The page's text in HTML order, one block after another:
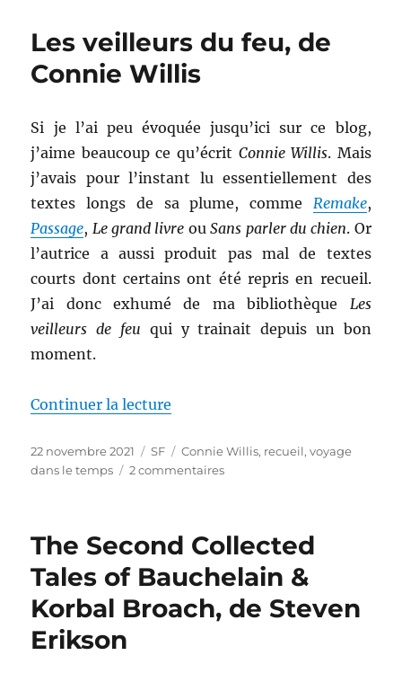
Folly,
Les veilleurs du feu, de
Connie Willis
Si je l’ai peu évoquée jusqu’ici sur ce blog,
j’aime beaucoup ce qu’écrit Connie Willis. Mais
j’avais pour l’instant lu essentiellement des
textes longs de sa plume, comme Remake,
Passage, Le grand livre ouSans parler du chien. Or
l’autrice a aussi produit pas mal de textes
courts dont certains ont été repris en recueil.
J’ai donc exhumé de ma bibliothèque Les
veilleurs de feu qui y trainait depuis un bon
moment.
Continuer la lecture
Publié
le
22 novembre 2021 Catégories
SF Étiquettes
Connie Willis, recueil,voyage
dans le temps
2 commentairessur
feu,
Connie
Willis
The Second Collected
Tales of Bauchelain &
Korbal Broach, de Steven
Erikson